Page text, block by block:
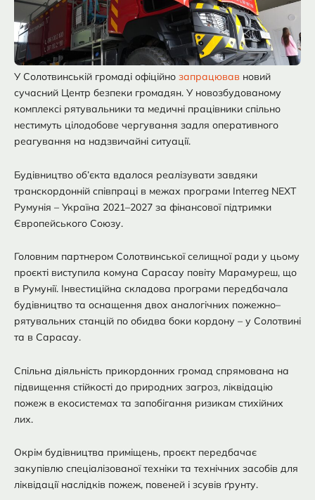
У Солотвинській громаді офіційно запрацював новий
сучасний Центр безпеки громадян. У новозбудованому
комплексі рятувальники та медичні працівники спільно
нестимуть цілодобове чергування задля оперативного
реагування на надзвичайні ситуації.
Будівництво об’єкта вдалося реалізувати завдяки
транскордонній співпраці в межах програми Interreg NEXT
Румунія – Україна 2021–2027 за фінансової підтримки
Європейського Союзу.
Головним партнером Солотвинської селищної ради у цьому
проєкті виступила комуна Сарасау повіту Марамуреш, що
в Румунії. Інвестиційна складова програми передбачала
будівництво та оснащення двох аналогічних пожежно–
рятувальних станцій по обидва боки кордону – у Солотвині
та в Сарасау.
Спільна діяльність прикордонних громад спрямована на
підвищення стійкості до природних загроз, ліквідацію
пожеж в екосистемах та запобігання ризикам стихійних
лих.
Окрім будівництва приміщень, проєкт передбачає
закупівлю спеціалізованої техніки та технічних засобів для
ліквідації наслідків пожеж, повеней і зсувів ґрунту.